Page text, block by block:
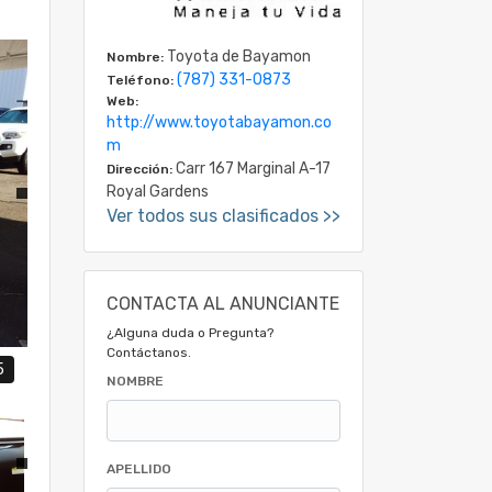
Nombre: Toyota de Bayamon
Teléfono: (787) 331-0873
Web:
http://www.toyotabayamon.co
m
Dirección: Carr 167 Marginal A-17
Royal Gardens
Ver todos sus clasificados >>
CONTACTA AL ANUNCIANTE
¿Alguna duda o Pregunta?
Contáctanos.
NOMBRE
APELLIDO